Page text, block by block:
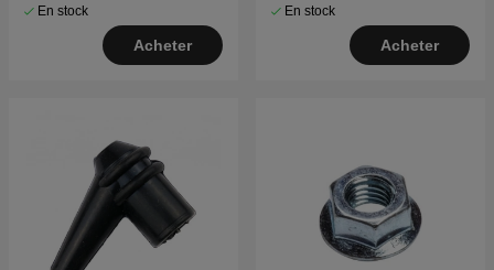
En stock
Acheter
En stock
Acheter